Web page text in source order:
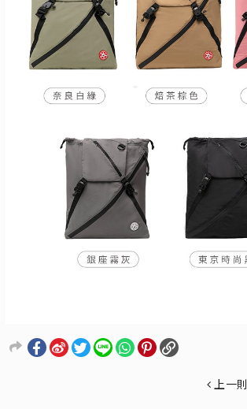
上一則